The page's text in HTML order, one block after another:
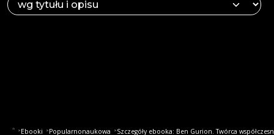
Ebooki Popularnonaukowa Szczegóły ebooka: Ben Gurion. Twórca